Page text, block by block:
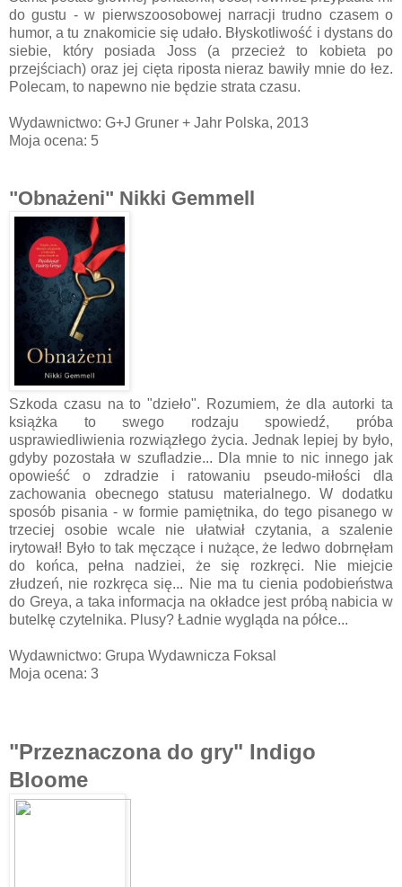
do gustu - w pierwszoosobowej narracji trudno czasem o
humor, a tu znakomicie się udało. Błyskotliwość i dystans do
siebie, który posiada Joss (a przecież to kobieta po
przejściach) oraz jej cięta riposta nieraz bawiły mnie do łez.
Polecam, to napewno nie będzie strata czasu.
Wydawnictwo: G+J Gruner + Jahr Polska, 2013
Moja ocena: 5
"Obnażeni" Nikki Gemmell
Szkoda czasu na to "dzieło". Rozumiem, że dla autorki ta
książka to swego rodzaju spowiedź, próba
usprawiedliwienia rozwiązłego życia. Jednak lepiej by było,
gdyby pozostała w szufladzie... Dla mnie to nic innego jak
opowieść o zdradzie i ratowaniu pseudo-miłości dla
zachowania obecnego statusu materialnego. W dodatku
sposób pisania - w formie pamiętnika, do tego pisanego w
trzeciej osobie wcale nie ułatwiał czytania, a szalenie
irytował! Było to tak męczące i nużące, że ledwo dobrnęłam
do końca, pełna nadziei, że się rozkręci. Nie miejcie
złudzeń, nie rozkręca się... Nie ma tu cienia podobieństwa
do Greya, a taka informacja na okładce jest próbą nabicia w
butelkę czytelnika. Plusy? Ładnie wygląda na półce...
Wydawnictwo: Grupa Wydawnicza Foksal
Moja ocena: 3
"Przeznaczona do gry" Indigo
Bloome